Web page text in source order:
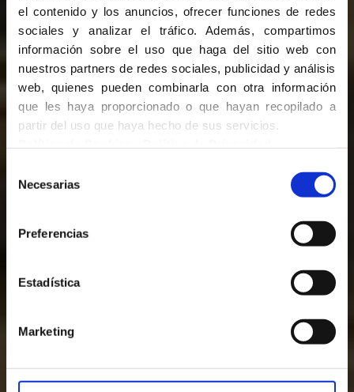
el contenido y los anuncios, ofrecer funciones de redes
sociales y analizar el tráfico. Además, compartimos
información sobre el uso que haga del sitio web con
nuestros partners de redes sociales, publicidad y análisis
web, quienes pueden combinarla con otra información
que les haya proporcionado o que hayan recopilado a
partir del uso que haya hecho de sus servicios.
Necesarias
Preferencias
Estadística
Marketing
PROJET NIGER